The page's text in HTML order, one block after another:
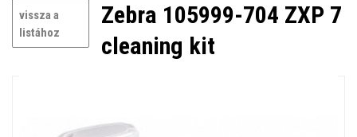
vissza a
listához
Zebra 105999-704 ZXP 7
cleaning kit